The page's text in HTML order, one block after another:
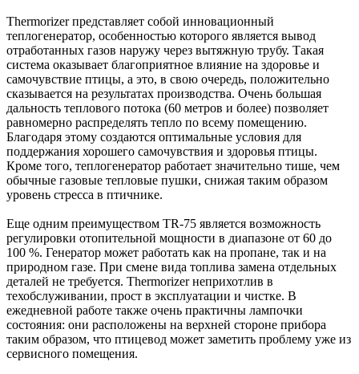
Thermorizer представляет собой инновационный
теплогенератор, особенностью которого является вывод
отработанных газов наружу через вытяжную трубу. Такая
система оказывает благоприятное влияние на здоровье и
самочувствие птицы, а это, в свою очередь, положительно
сказывается на результатах производства. Очень большая
дальность теплового потока (60 метров и более) позволяет
равномерно распределять тепло по всему помещению.
Благодаря этому создаются оптимальные условия для
поддержания хорошего самочувствия и здоровья птицы.
Кроме того, теплогенератор работает значительно тише, чем
обычные газовые тепловые пушки, снижая таким образом
уровень стресса в птичнике.
Еще одним преимуществом TR-75 является возможность
регулировки отопительной мощности в диапазоне от 60 до
100 %. Генератор может работать как на пропане, так и на
природном газе. При смене вида топлива замена отдельных
деталей не требуется. Thermorizer неприхотлив в
техобслуживании, прост в эксплуатации и чистке. В
ежедневной работе также очень практичны лампочки
состояния: они расположены на верхней стороне прибора
таким образом, что птицевод может заметить проблему уже из
сервисного помещения.